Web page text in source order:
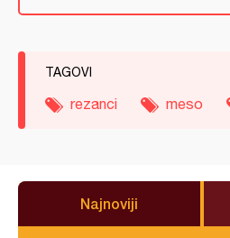
TAGOVI
rezanci meso
Najnoviji